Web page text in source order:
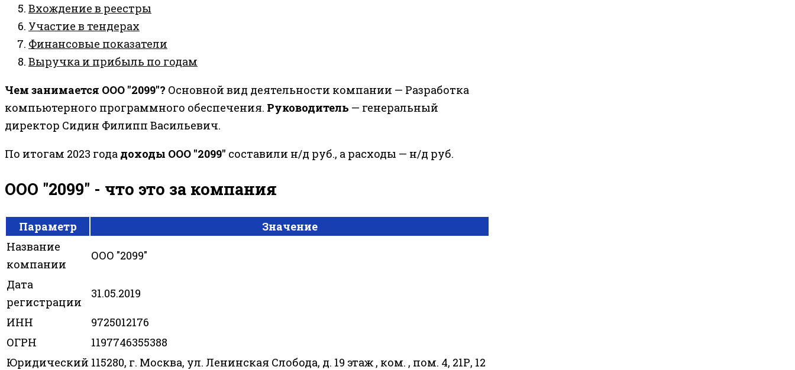
Вхождение в реестры
Участие в тендерах
Финансовые показатели
Выручка и прибыль по годам
Чем занимается ООО "2099"? Основной вид деятельности компании — Разработка
компьютерного программного обеспечения. Руководитель — генеральный
директор Сидин Филипп Васильевич.
По итогам 2023 года доходы ООО "2099" составили н/д руб., а расходы — н/д руб.
ООО "2099" - что это за компания
Параметр
Значение
Название
компании
ООО "2099"
Дата
регистрации
31.05.2019
ИНН
9725012176
ОГРН
1197746355388
Юридический 115280, г. Москва, ул. Ленинская Слобода, д. 19 этаж , ком. , пом. 4, 21Р, 12